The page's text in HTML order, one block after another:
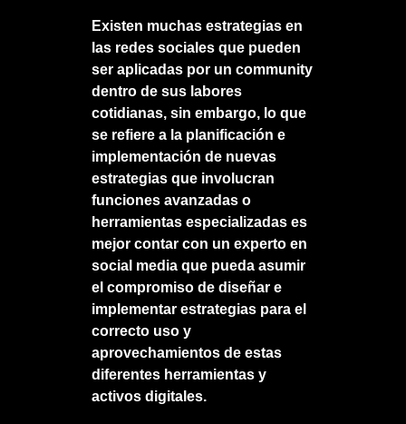
Existen muchas estrategias en
las redes sociales que pueden
ser aplicadas por un community
dentro de sus labores
cotidianas, sin embargo, lo que
se refiere a la planificación e
implementación de nuevas
estrategias que involucran
funciones avanzadas o
herramientas especializadas es
mejor contar con un experto en
social media que pueda asumir
el compromiso de diseñar e
implementar estrategias para el
correcto uso y
aprovechamientos de estas
diferentes herramientas y
activos digitales.